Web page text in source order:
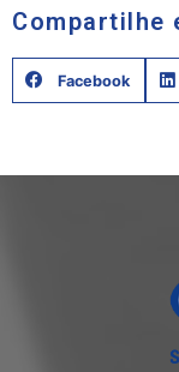
Compartilhe
Facebook